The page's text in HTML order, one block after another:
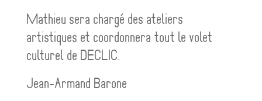
Mathieu sera chargé des ateliers
artistiques et coordonnera tout le volet
culturel de DECLIC.
Jean-Armand Barone